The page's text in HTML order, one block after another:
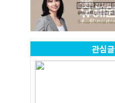
관심글